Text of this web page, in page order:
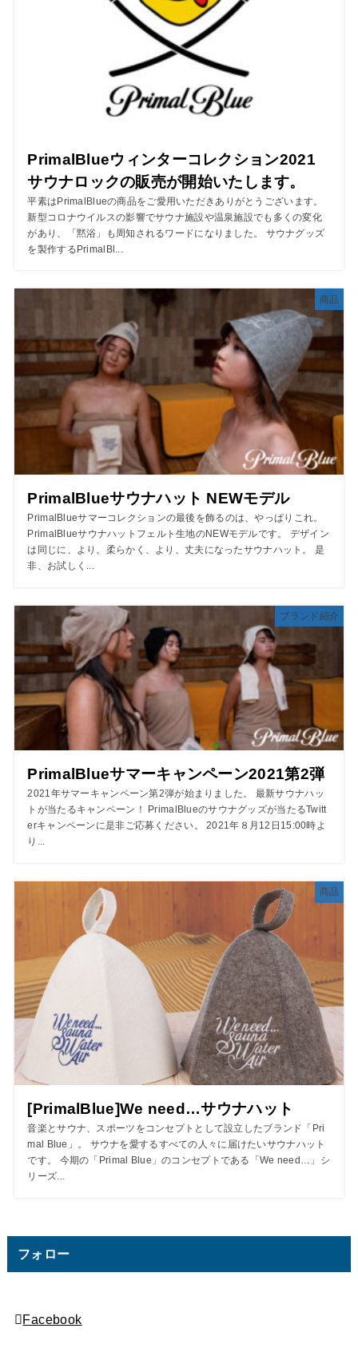
PrimalBlueウィンターコレクション2021
サウナロックの販売が開始いたします。
平素はPrimalBlueの商品をご愛用いただきありがとうございます。
新型コロナウイルスの影響でサウナ施設や温泉施設でも多くの変化
があり、「黙浴」も周知されるワードになりました。 サウナグッズ
を製作するPrimalBl...
商品
PrimalBlueサウナハット NEWモデル
PrimalBlueサマーコレクションの最後を飾るのは、やっぱりこれ。
PrimalBlueサウナハットフェルト生地のNEWモデルです。 デザイン
は同じに、より、柔らかく、より、丈夫になったサウナハット。 是
非、お試しく...
ブランド紹介
PrimalBlueサマーキャンペーン2021第2弾
2021年サマーキャンペーン第2弾が始まりました。 最新サウナハッ
トが当たるキャンペーン！ PrimalBlueのサウナグッズが当たるTwitt
erキャンペーンに是非ご応募ください。 2021年８月12日15:00時よ
り...
商品
[PrimalBlue]We need…サウナハット
音楽とサウナ、スポーツをコンセプトとして設立したブランド「Pri
mal Blue」。 サウナを愛するすべての人々に届けたいサウナハット
です。 今期の「Primal Blue」のコンセプトである「We need…」シ
リーズ...
フォロー
Facebook